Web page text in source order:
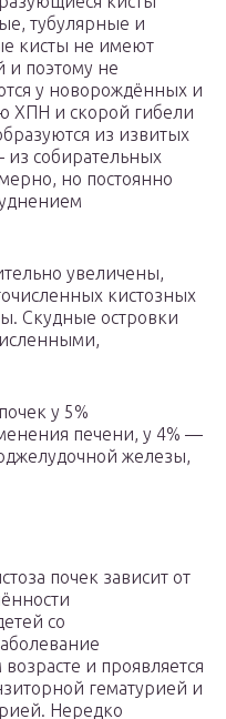
тубулярные и
кисты не имеют
и поэтому не
у новорождённых и
ХПН и скорой гибели
из извитых
собирательных
но постоянно
увеличены,
кистозных
Скудные островки
у 5%
печени, у 4% —
железы,
почек зависит от
со
и проявляется
гематурией и
Нередко